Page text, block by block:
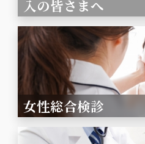
入の皆さまへ
女性総合検診